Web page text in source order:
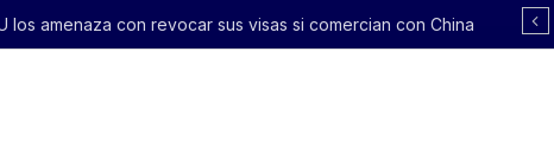
sus visas si comercian con China